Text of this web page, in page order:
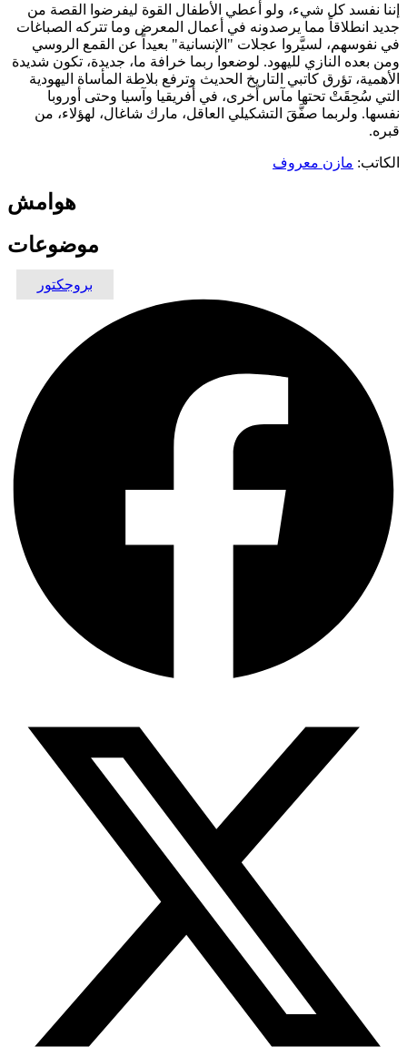
إننا نفسد كل شيء، ولو أعطي الأطفال القوة ليفرضوا القصة من
جديد انطلاقاً مما يرصدونه في أعمال المعرض وما تتركه الصباغات
في نفوسهم، لسيَّروا عجلات "الإنسانية" بعيداً عن القمع الروسي
ومن بعده النازي لليهود. لوضعوا ربما خرافة ما، جديدة، تكون شديدة
الأهمية، تؤرق كاتبي التاريخ الحديث وترفع بلاطة المأساة اليهودية
التي سُحِقَتْ تحتها مآس أخرى، في أفريقيا وآسيا وحتى أوروبا
نفسها. ولربما صفَّقَ التشكيلي العاقل، مارك شاغال، لهؤلاء، من
قبره.
الكاتب: مازن معروف
هوامش
موضوعات
بروجكتور